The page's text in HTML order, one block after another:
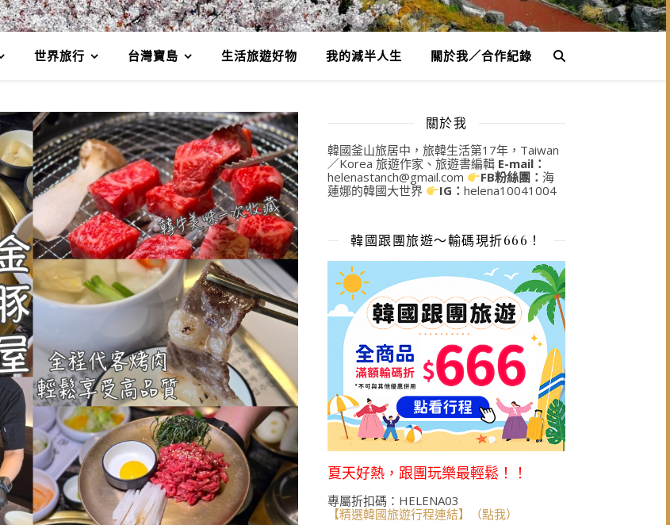
世界旅行 台灣寶島 生活旅遊好物 我的減半人生 關於我／合作紀錄
關於我
韓國釜山旅居中，旅韓生活第17年，Taiwan
／Korea 旅遊作家、旅遊書編輯 E-mail：
helenastanch@gmail.com
FB粉絲團： 海
蓮娜的韓國大世界
IG：helena10041004
韓國跟團旅遊～輸碼現折666！
夏天好熱，跟團玩樂最輕鬆！！
專屬折扣碼：HELENA03
【精選韓國旅遊行程連結】（點我）